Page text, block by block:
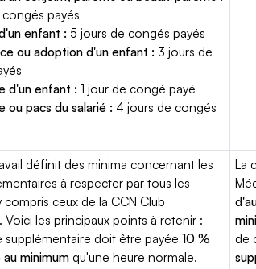
payés
enfant : 5 jours de congés payés
ou adoption d'un enfant : 3 jours de
d'un enfant : 1 jour de congé payé
ou pacs du salarié : 4 jours de congés
définit des minima concernant les
à respecter par tous les
ceux de la CCN Club
Voici les principaux points à retenir :
supplémentaire doit être payée10 %
minimum qu'une heure normale.
La
de